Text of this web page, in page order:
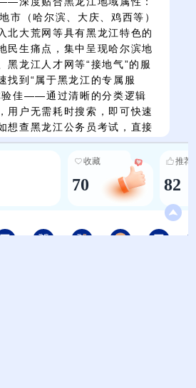
市（哈尔滨、大庆、鸡西等）
北大荒网等具有黑龙江特色的
民生痛点，集中呈现哈尔滨地
黑龙江人才网等“接地气”的服
找到“属于黑龙江的专属服
验佳——通过清晰的分类逻辑
用户无需耗时搜索，即可快速
想查黑龙江公务员考试，直接
员考试网”；想找哈尔滨住房公
滨住房公积金”，大幅提升访问
日常上网的“实用工具包”。
收藏
70
推荐
82